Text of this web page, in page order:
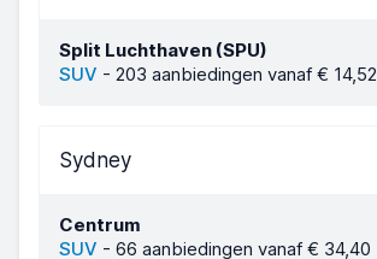
Split Luchthaven (SPU)
SUV - 203 aanbiedingen vanaf € 14,52
Sydney
Centrum
SUV - 66 aanbiedingen vanaf € 34,40